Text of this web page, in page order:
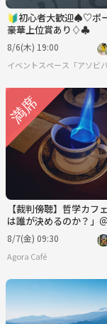
🔰初心者大歓迎♠♡ポ
豪華上位賞あり♢♣
8/6(木) 19:00
イベントスペース「アソビ
【裁判傍聴】哲学カフ
は誰が決めるのか？」
裁判所
8/7(金) 09:30
Agora Café